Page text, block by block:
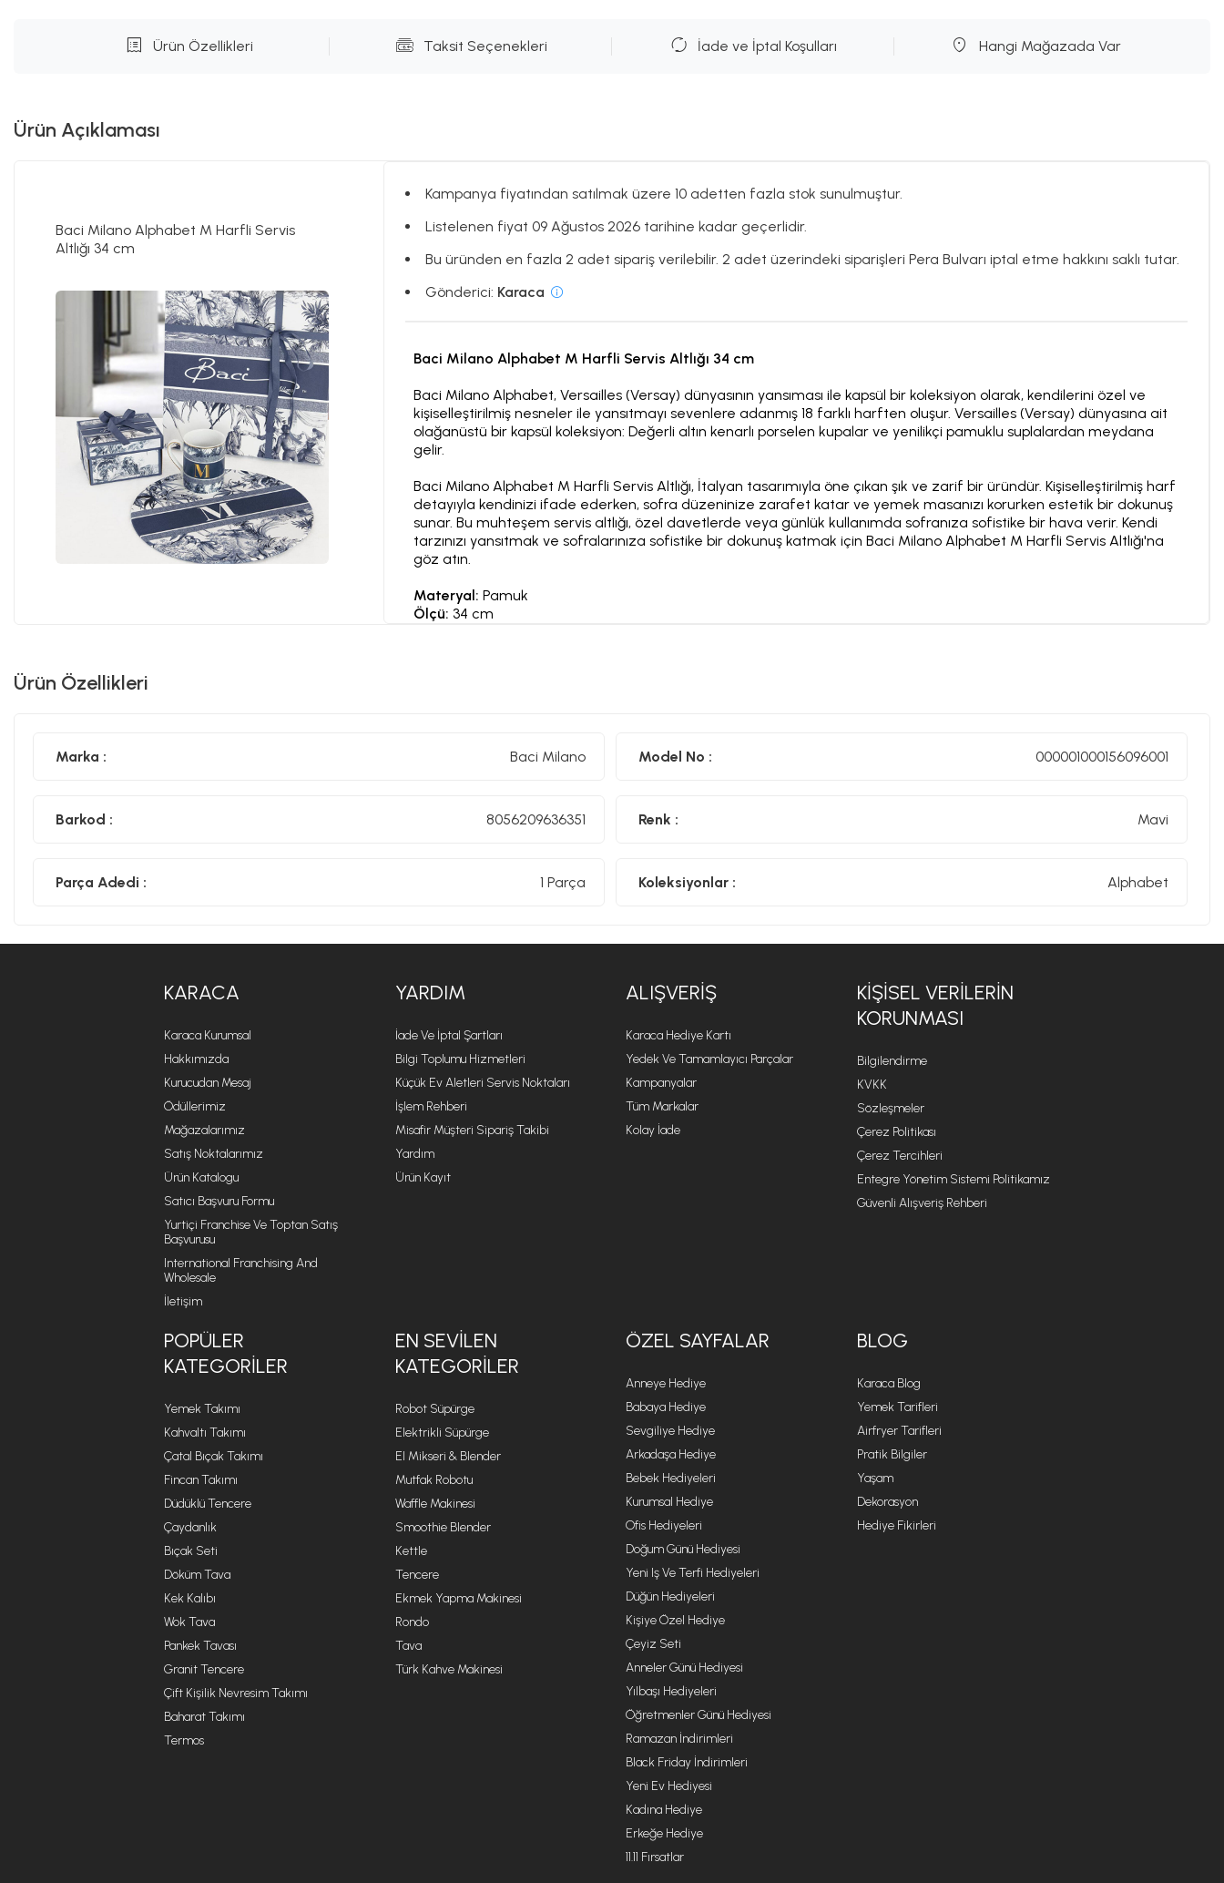
Ürün Özellikleri Taksit Seçenekleri İade ve İptal Koşulları Hangi Mağazada Var
Ürün Açıklaması
Baci Milano Alphabet M Harfli Servis
Altlığı 34 cm
Kampanya fiyatından satılmak üzere 10 adetten fazla stok sunulmuştur.
Listelenen fiyat 09 Ağustos 2026 tarihine kadar geçerlidir.
Bu üründen en fazla 2 adet sipariş verilebilir. 2 adet üzerindeki siparişleri Pera Bulvarı iptal etme hakkını saklı tutar.
Gönderici: Karaca
Baci Milano Alphabet M Harfli Servis Altlığı 34 cm
Baci Milano Alphabet, Versailles (Versay) dünyasının yansıması ile kapsül bir koleksiyon olarak, kendilerini özel ve
kişiselleştirilmiş nesneler ile yansıtmayı sevenlere adanmış 18 farklı harften oluşur. Versailles (Versay) dünyasına ait
olağanüstü bir kapsül koleksiyon: Değerli altın kenarlı porselen kupalar ve yenilikçi pamuklu suplalardan meydana
gelir.
Baci Milano Alphabet M Harfli Servis Altlığı, İtalyan tasarımıyla öne çıkan şık ve zarif bir üründür. Kişiselleştirilmiş harf
detayıyla kendinizi ifade ederken, sofra düzeninize zarafet katar ve yemek masanızı korurken estetik bir dokunuş
sunar. Bu muhteşem servis altlığı, özel davetlerde veya günlük kullanımda sofranıza sofistike bir hava verir. Kendi
tarzınızı yansıtmak ve sofralarınıza sofistike bir dokunuş katmak için Baci Milano Alphabet M Harfli Servis Altlığı'na
göz atın.
Materyal: Pamuk
Ölçü: 34 cm
tamamlamak için İtalyan zarafetini ve canlılığını yansıttığı seçenekler sunar. Hem geleneksel hem de çağdaş
Ürün Özellikleri
Marka : Baci Milano Model No : 000001000156096001
Barkod : 8056209636351 Renk : Mavi
Parça Adedi : 1 Parça Koleksiyonlar : Alphabet
KARACA
Karaca Kurumsal
Hakkımızda
Kurucudan Mesaj
Ödüllerimiz
Mağazalarımız
Satış Noktalarımız
Ürün Katalogu
Satıcı Başvuru Formu
Yurtiçi Franchise Ve Toptan Satış
Başvurusu
International Franchising And
Wholesale
İletişim
YARDIM
İade Ve İptal Şartları
Bilgi Toplumu Hizmetleri
Küçük Ev Aletleri Servis Noktaları
İşlem Rehberi
Misafir Müşteri Sipariş Takibi
Yardım
Ürün Kayıt
ALIŞVERIŞ
Karaca Hediye Kartı
Yedek Ve Tamamlayıcı Parçalar
Kampanyalar
Tüm Markalar
Kolay İade
KIŞISEL VERILERIN
KORUNMASI
Bilgilendirme
KVKK
Sözleşmeler
Çerez Politikası
Çerez Tercihleri
Entegre Yönetim Sistemi Politikamız
Güvenli Alışveriş Rehberi
POPÜLER
KATEGORILER
Yemek Takımı
Kahvaltı Takımı
Çatal Bıçak Takımı
Fincan Takımı
Düdüklü Tencere
Çaydanlık
Bıçak Seti
Döküm Tava
Kek Kalıbı
Wok Tava
Pankek Tavası
Granit Tencere
Çift Kişilik Nevresim Takımı
Baharat Takımı
Termos
EN SEVILEN
KATEGORILER
Robot Süpürge
Elektrikli Süpürge
El Mikseri & Blender
Mutfak Robotu
Waffle Makinesi
Smoothie Blender
Kettle
Tencere
Ekmek Yapma Makinesi
Rondo
Tava
Türk Kahve Makinesi
ÖZEL SAYFALAR
Anneye Hediye
Babaya Hediye
Sevgiliye Hediye
Arkadaşa Hediye
Bebek Hediyeleri
Kurumsal Hediye
Ofis Hediyeleri
Doğum Günü Hediyesi
Yeni Iş Ve Terfi Hediyeleri
Düğün Hediyeleri
Kişiye Özel Hediye
Çeyiz Seti
Anneler Günü Hediyesi
Yılbaşı Hediyeleri
Öğretmenler Günü Hediyesi
Ramazan İndirimleri
Black Friday İndirimleri
Yeni Ev Hediyesi
Kadına Hediye
Erkeğe Hediye
11.11 Fırsatlar
BLOG
Karaca Blog
Yemek Tarifleri
Airfryer Tarifleri
Pratik Bilgiler
Yaşam
Dekorasyon
Hediye Fikirleri